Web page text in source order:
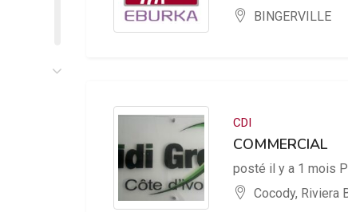
BINGERVILLE
CDI
COMMERCIAL
posté il y a 1 mois
Cocody, Riviera